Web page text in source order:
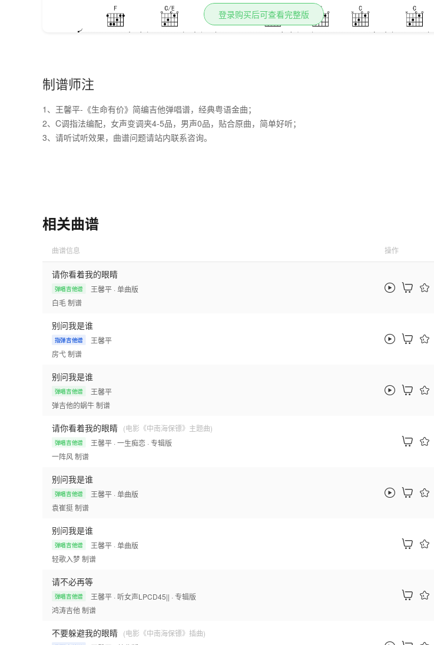
登录购买后可查看完整版
制谱师注
1、王馨平-《生命有价》简编吉他弹唱谱，经典粤语金曲；
2、C调指法编配，女声变调夹4-5品，男声0品，贴合原曲，简单好听；
3、请听试听效果，曲谱问题请站内联系咨询。
相关曲谱
曲谱信息 操作
请你看着我的眼睛
弹唱吉他谱 王馨平 · 单曲版
白毛制谱
别问我是谁
指弹吉他谱
王馨平
房弋制谱
别问我是谁
弹唱吉他谱
王馨平
弹吉他的蜗牛制谱
请你看着我的眼睛 (电影《中南海保镖》主题曲)
弹唱吉他谱 王馨平 · 一生痴恋 · 专辑版
一阵风制谱
别问我是谁
弹唱吉他谱 王馨平 · 单曲版
袁崔挺制谱
别问我是谁
弹唱吉他谱 王馨平 · 单曲版
轻歌入梦制谱
请不必再等
弹唱吉他谱 王馨平 · 听女声LPCD45|| · 专辑版
鸿涛吉他制谱
不要躲避我的眼睛 (电影《中南海保镖》插曲)